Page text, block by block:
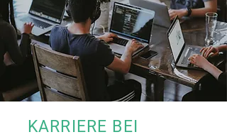
KARRIERE BEI